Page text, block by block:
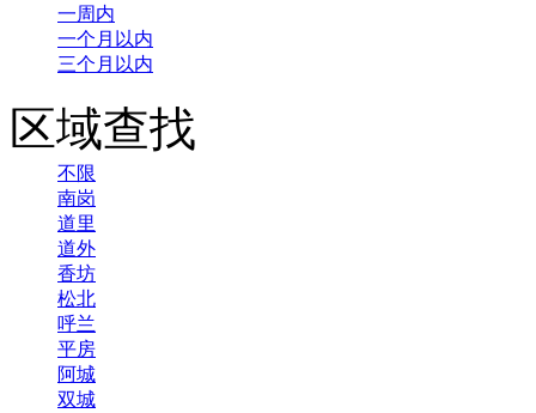
一周内
一个月以内
三个月以内
区域查找
不限
南岗
道里
道外
香坊
松北
呼兰
平房
阿城
双城